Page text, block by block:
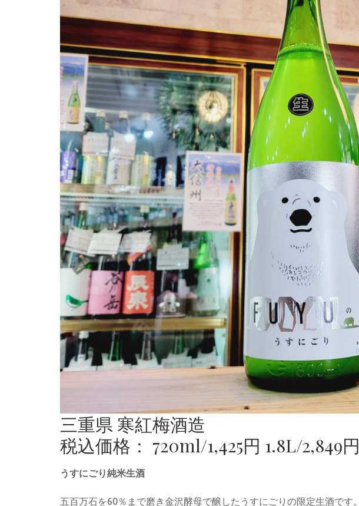
三重県 寒紅梅酒造
税込価格： 720ml/1,425円 1.8L/2,849円
うすにごり純米生酒
五百万石を60％まで磨き金沢酵母で醸したうすにごりの限定生酒です。